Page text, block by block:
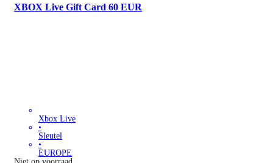
XBOX Live Gift Card 60 EUR
Xbox Live
•
Sleutel
•
EUROPE